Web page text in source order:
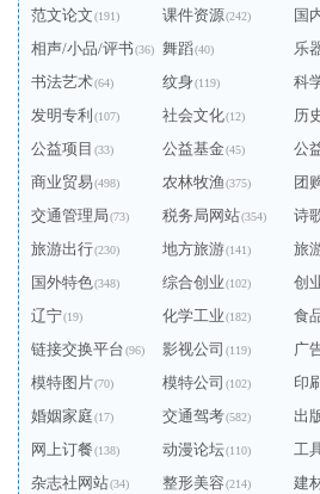
范文论文(191) 课件资源(242) 国
相声/小品/评书(36) 舞蹈(40) 乐
书法艺术(64) 纹身(119) 科
发明专利 (107) 社会文化(12) 历
公益项目 (33) 公益基金(45) 公
商业贸易(498) 农林牧渔(375) 团
交通管理局(73) 税务局网站(354) 诗
旅游出行(230) 地方旅游(141) 旅
国外特色(348) 综合创业(102) 创
辽宁(19) 化学工业(182) 食
链接交换平台(96) 影视公司 (119) 广
模特图片(70) 模特公司 (102) 印
婚姻家庭(17) 交通驾考(582) 出
网上订餐(138) 动漫论坛(110) 工
杂志社网站(34) 整形美容(214) 建